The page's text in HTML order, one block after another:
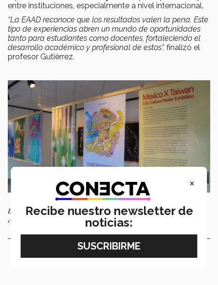
entre instituciones, especialmente a nivel internacional.
“La EAAD reconoce que los resultados valen la pena. Este
tipo de experiencias abren un mundo de oportunidades
tanto para estudiantes como docentes, fortaleciendo el
desarrollo académico y profesional de estos”, finalizó el
profesor Gutiérrez.
Exposición de los carteles de México y Taiwán exhibidos en el Tec
campus Querétaro. Foto: Miranda Lara.
×
Recibe nuestro newsletter de
noticias: